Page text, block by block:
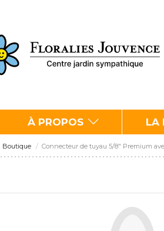
À PROPOS LA
Boutique Connecteur de tuyau 5/8" Premium